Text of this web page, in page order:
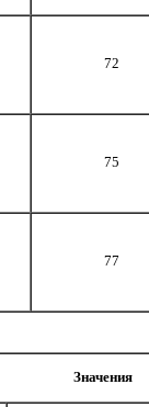
72
75
77
Значения